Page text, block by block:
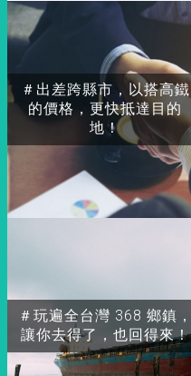
＃出差跨縣市，以搭高鐵
的價格，更快抵達目的
地！
＃玩遍全台灣 368 鄉鎮，
讓你去得了，也回得來！